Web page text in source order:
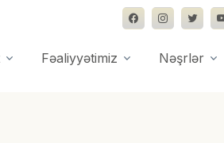
Fəaliyyətimiz Nəşrlər